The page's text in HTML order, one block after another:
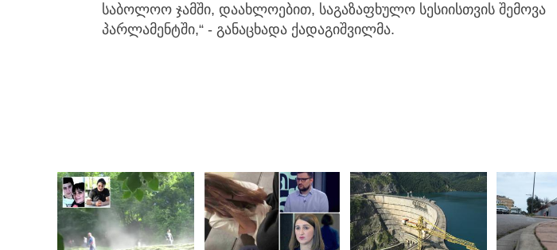
საბოლოო ჯამში, დაახლოებით, საგაზაფხულო სესიისთვის შემოვა
პარლამენტში,“ - განაცხადა ქადაგიშვილმა.